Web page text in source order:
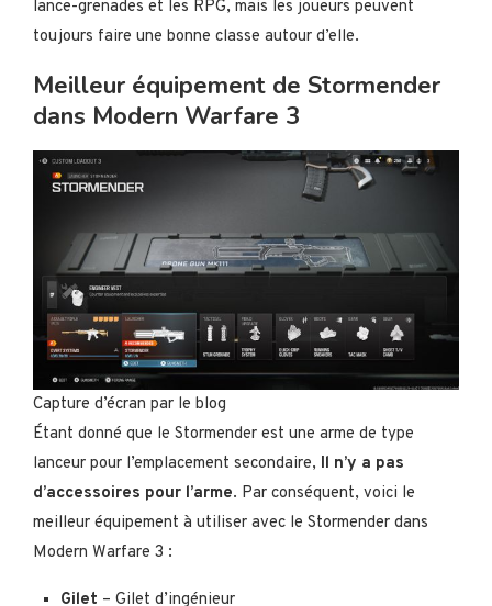
lance-grenades et les RPG, mais les joueurs peuvent
toujours faire une bonne classe autour d’elle.
Meilleur équipement de Stormender
dans Modern Warfare 3
Capture d’écran par le blog
Étant donné que le Stormender est une arme de type
lanceur pour l’emplacement secondaire, Il n’y a pas
d’accessoires pour l’arme. Par conséquent, voici le
meilleur équipement à utiliser avec le Stormender dans
Modern Warfare 3 :
Gilet – Gilet d’ingénieur